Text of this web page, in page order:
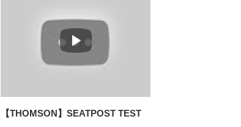
【THOMSON】SEATPOST TEST